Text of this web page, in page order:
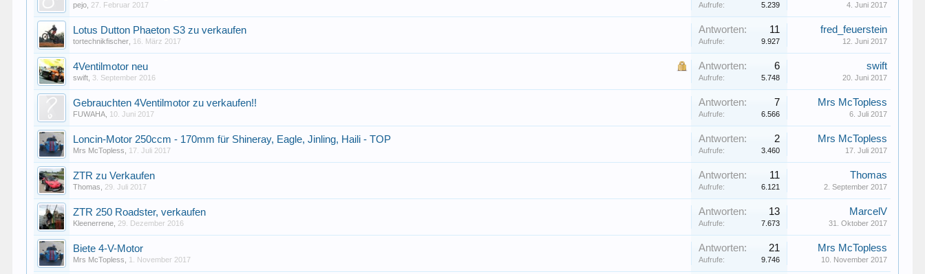
pejo 27. Februar 2017 Aufrufe: 5.239 4. Juni 2017
Lotus Dutton Phaeton S3 zu verkaufen
tortechnikfischer 16. März 2017
Antworten: 11
Aufrufe: 9.927
fred_feuerstein
12. Juni 2017
4Ventilmotor neu
swift 3. September 2016
Antworten: 6
Aufrufe: 5.748
swift
20. Juni 2017
Gebrauchten 4Ventilmotor zu verkaufen!!
FUWAHA 10. Juni 2017
Antworten: 7
Aufrufe: 6.566
Mrs McTopless
6. Juli 2017
Loncin-Motor 250ccm - 170mm für Shineray, Eagle, Jinling, Haili - TOP
Mrs McTopless 17. Juli 2017
Antworten: 2
Aufrufe: 3.460
Mrs McTopless
17. Juli 2017
ZTR zu Verkaufen
Thomas 29. Juli 2017
Antworten: 11
Aufrufe: 6.121
Thomas
2. September 2017
ZTR 250 Roadster, verkaufen
Kleenerrene 29. Dezember 2016
Antworten: 13
Aufrufe: 7.673
MarcelV
31. Oktober 2017
Biete 4-V-Motor
Mrs McTopless 1. November 2017
Antworten: 21
Aufrufe: 9.746
Mrs McTopless
10. November 2017